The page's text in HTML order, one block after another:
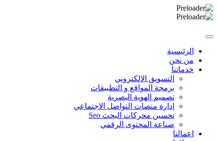
Skip
content
الرئيسية
من نحن
خدماتنا
التسويق الالكتروني
برمجة المواقع و التطبيقات
تصميم الهوية البصرية
إدارة منصات التواصل الاجتماعي
تحسين محركات البحث Seo
صناعة المحتوى الرقمي
اعمالنا